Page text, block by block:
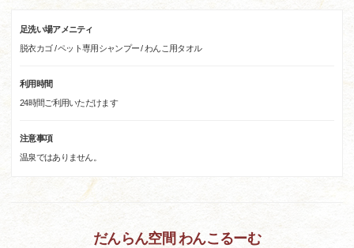
足洗い場アメニティ
脱衣カゴ / ペット専用シャンプー / わんこ用タオル
利用時間
24時間ご利用いただけます
注意事項
温泉ではありません。
だんらん空間 わんこるーむ